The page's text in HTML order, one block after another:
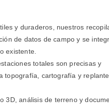
y duraderos, nuestros
de datos de campo y se
existente.
totales son precisas y
topografía, cartografía y
3D, análisis de terreno y